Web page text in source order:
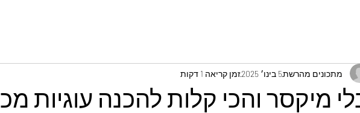
מיקסר והכי קלות להכנה עוגיות
מתכונים מהרשת5 בינו׳ 2025 זמן קריאה 1 דקות